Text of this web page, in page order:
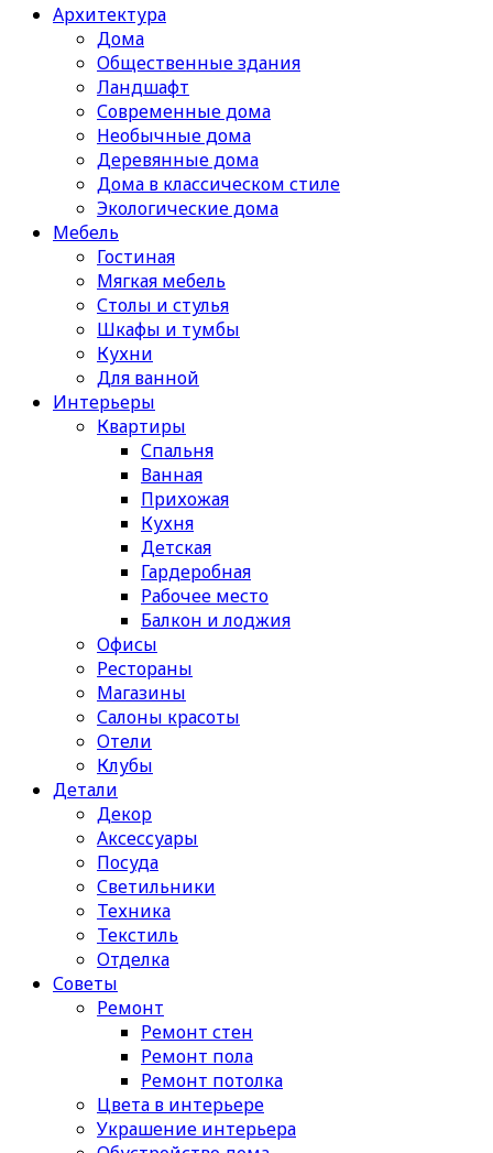
Архитектура
Дома
Общественные здания
Ландшафт
Современные дома
Необычные дома
Деревянные дома
Дома в классическом стиле
Экологические дома
Мебель
Гостиная
Мягкая мебель
Столы и стулья
Шкафы и тумбы
Кухни
Для ванной
Интерьеры
Квартиры
Спальня
Ванная
Прихожая
Кухня
Детская
Гардеробная
Рабочее место
Балкон и лоджия
Офисы
Рестораны
Магазины
Салоны красоты
Отели
Клубы
Детали
Декор
Аксессуары
Посуда
Светильники
Техника
Текстиль
Отделка
Советы
Ремонт
Ремонт стен
Ремонт пола
Ремонт потолка
Цвета в интерьере
Украшение интерьера